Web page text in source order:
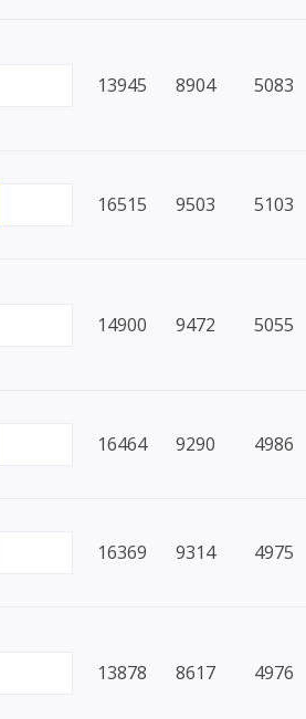
13945 8904 5083
16515 9503 5103
14900 9472 5055
16464 9290 4986
16369 9314 4975
13878 8617 4976